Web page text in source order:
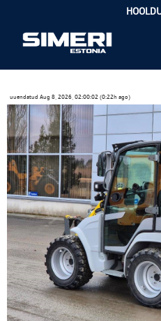
uuendatud Aug 8, 2026, 02:00:02 (0:22h ago)